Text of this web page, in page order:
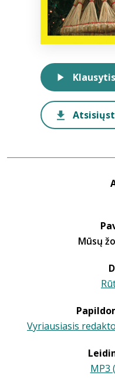
Mūsų
Vyriausiasis
MP3
Klausytis